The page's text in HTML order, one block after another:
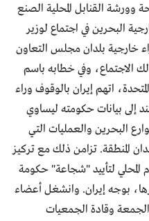
القنابل المحلية الصنع
البحرين في اجتماع لوزير
خارجية بلدان مجلس التعاون
الاجتماع، وفي خطابه باسم
اتهم إيران بالوقوف وراء
إلى بيانات حكومته ليساوي
البحرين والعمليات التي
المنطقة. تزامن ذلك مع تركيز
المحلي لتأييد "شجاعة" حكومة
بوجه إيران. وانشغل أعضاء
وقادة الجمعيات